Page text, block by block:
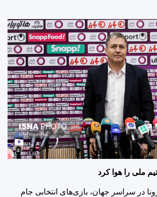
ملی را هوا کرد
در سراسر جهان، بازی‌های انتخابی جام